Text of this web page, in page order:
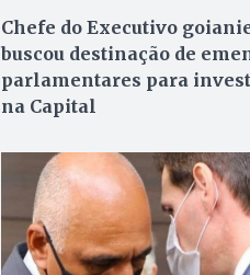
Chefe do Executivo
buscou destinação de
parlamentares para
na Capital